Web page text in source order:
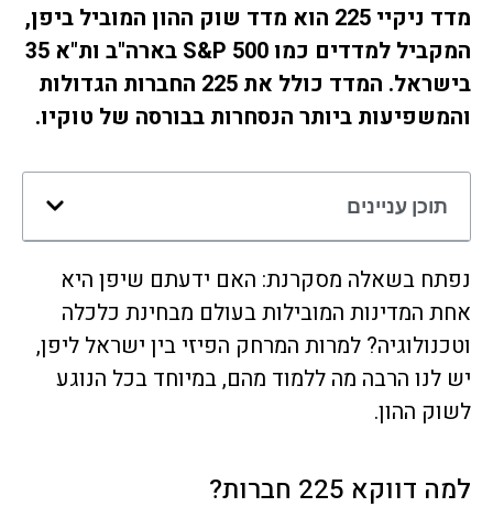
מדד ניקיי 225 הוא מדד שוק ההון המוביל ביפן,
המקביל למדדים כמו S&P 500 בארה"ב ות"א 35
בישראל. המדד כולל את 225 החברות הגדולות
והמשפיעות ביותר הנסחרות בבורסה של טוקיו.
תוכן עניינים
נפתח בשאלה מסקרנת: האם ידעתם שיפן היא
אחת המדינות המובילות בעולם מבחינת כלכלה
וטכנולוגיה? למרות המרחק הפיזי בין ישראל ליפן,
יש לנו הרבה מה ללמוד מהם, במיוחד בכל הנוגע
לשוק ההון.
למה דווקא 225 חברות?